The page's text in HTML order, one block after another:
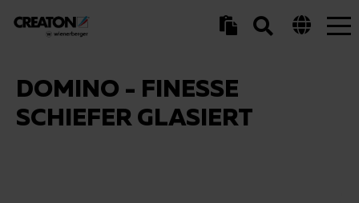
DOMINO - FINESSE
SCHIEFER GLASIERT